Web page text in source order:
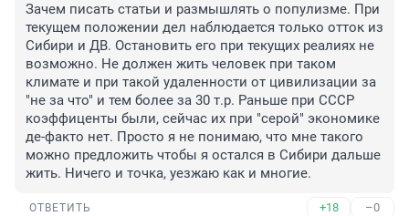
Зачем писать статьи и размышлять о популизме. При
текущем положении дел наблюдается только отток из
Сибири и ДВ. Остановить его при текущих реалиях не
возможно. Не должен жить человек при таком
климате и при такой удаленности от цивилизации за
"не за что" и тем более за 30 т.р. Раньше при СССР
коэффиценты были, сейчас их при "серой" экономике
де-факто нет. Просто я не понимаю, что мне такого
можно предложить чтобы я остался в Сибири дальше
жить. Ничего и точка, уезжаю как и многие.
ОТВЕТИТЬ +18 –0